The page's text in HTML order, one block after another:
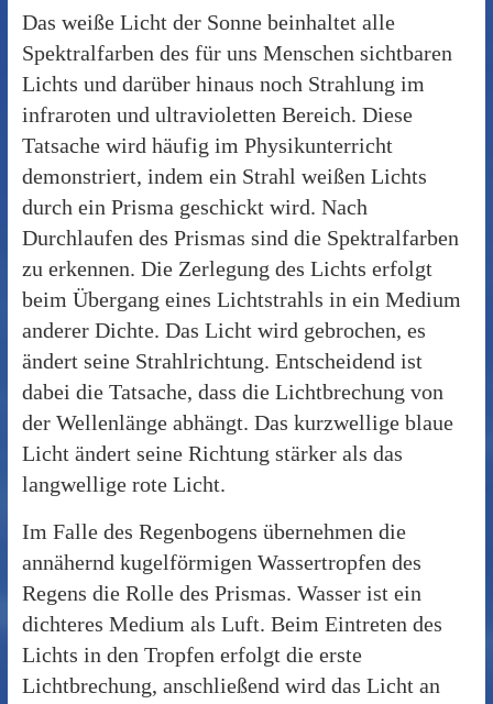
Das weiße Licht der Sonne beinhaltet alle
Spektralfarben des für uns Menschen sichtbaren
Lichts und darüber hinaus noch Strahlung im
infraroten und ultravioletten Bereich. Diese
Tatsache wird häufig im Physikunterricht
demonstriert, indem ein Strahl weißen Lichts
durch ein Prisma geschickt wird. Nach
Durchlaufen des Prismas sind die Spektralfarben
zu erkennen. Die Zerlegung des Lichts erfolgt
beim Übergang eines Lichtstrahls in ein Medium
anderer Dichte. Das Licht wird gebrochen, es
ändert seine Strahlrichtung. Entscheidend ist
dabei die Tatsache, dass die Lichtbrechung von
der Wellenlänge abhängt. Das kurzwellige blaue
Licht ändert seine Richtung stärker als das
langwellige rote Licht.
Im Falle des Regenbogens übernehmen die
annähernd kugelförmigen Wassertropfen des
Regens die Rolle des Prismas. Wasser ist ein
dichteres Medium als Luft. Beim Eintreten des
Lichts in den Tropfen erfolgt die erste
Lichtbrechung, anschließend wird das Licht an